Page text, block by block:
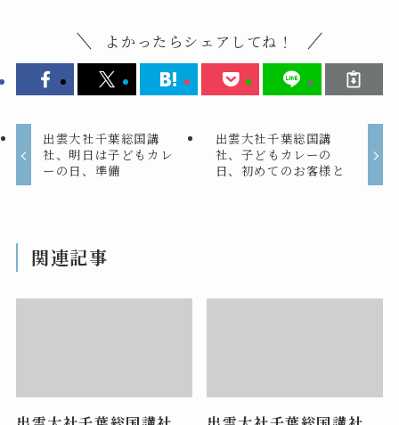
よかったらシェアしてね！
出雲大社千葉総国講
社、明日は子どもカレ
ーの日、準備
出雲大社千葉総国講
社、子どもカレーの
日、初めてのお客様と
関連記事